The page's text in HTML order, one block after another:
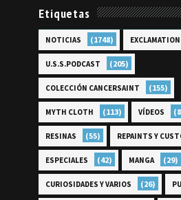
Etiquetas
NOTICIAS (1748) EXCLAMATION
U.S.S.PODCAST (205)
COLECCIÓN CANCERSAINT (155)
MYTH CLOTH (113) VÍDEOS
RESINAS (55) REPAINTS Y
ESPECIALES (42) MANGA (29)
CURIOSIDADES Y VARIOS (26)